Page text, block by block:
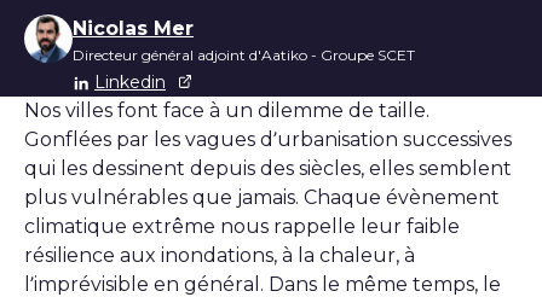
Nicolas Mer
Directeur général adjoint d'Aatiko - Groupe SCET
Linkedin
Nos villes font face à un dilemme de taille.
Gonflées par les vagues d’urbanisation successives
qui les dessinent depuis des siècles, elles semblent
plus vulnérables que jamais. Chaque évènement
climatique extrême nous rappelle leur faible
résilience aux inondations, à la chaleur, à
l’imprévisible en général. Dans le même temps, le